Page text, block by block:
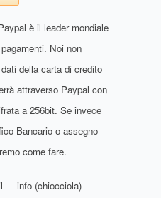
è il leader mondiale
Noi non
della carta di credito
attraverso Paypal con
a 256bit. Se invece
Bancario o assegno
come fare.
info (chiocciola)